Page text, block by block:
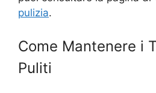
pulizia.
Come Mantenere i
Puliti